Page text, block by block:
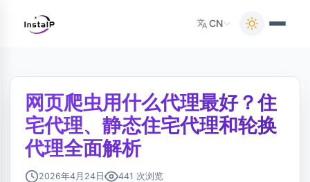
CN
网页爬虫用什么代理最好？住
宅代理、静态住宅代理和轮换
代理全面解析
2026年4月24日 441 次浏览